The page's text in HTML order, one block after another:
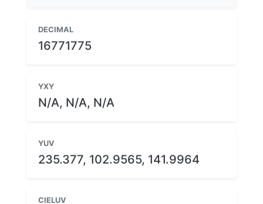
DECIMAL
16771775
YXY
N/A, N/A, N/A
YUV
235.377, 102.9565, 141.9964
CIELUV